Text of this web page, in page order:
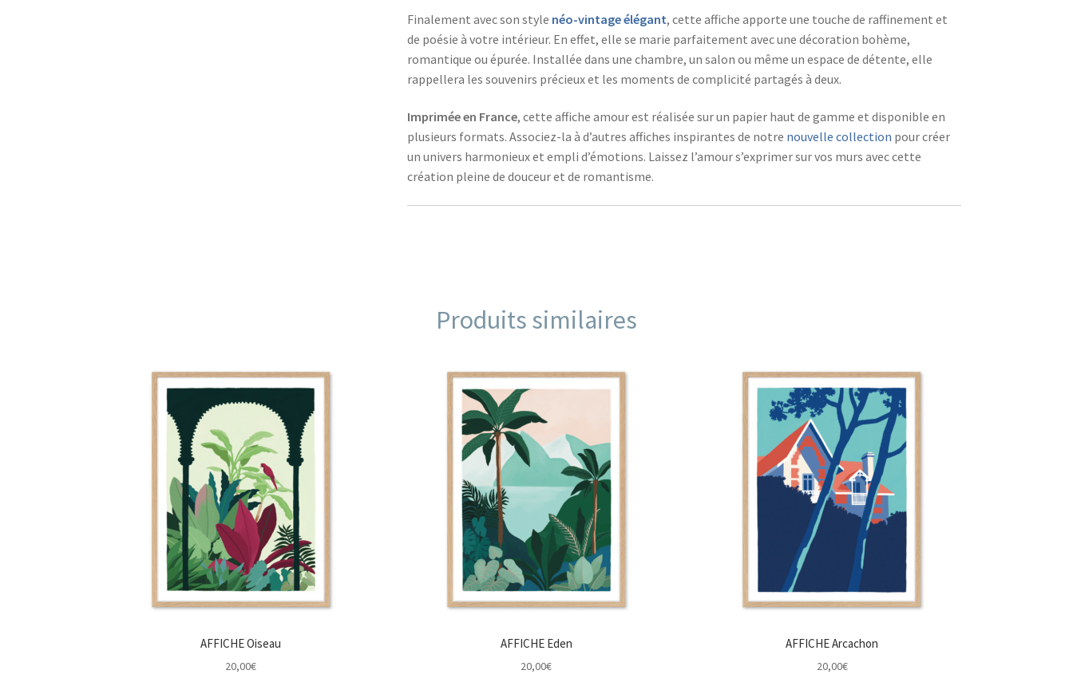
Finalement avec son style néo-vintage élégant, cette affiche apporte une touche de raffinement et
de poésie à votre intérieur. En effet, elle se marie parfaitement avec une décoration bohème,
romantique ou épurée. Installée dans une chambre, un salon ou même un espace de détente, elle
rappellera les souvenirs précieux et les moments de complicité partagés à deux.
Imprimée en France, cette affiche amour est réalisée sur un papier haut de gamme et disponible en
plusieurs formats. Associez-la à d’autres affiches inspirantes de notre nouvelle collection pour créer
un univers harmonieux et empli d’émotions. Laissez l’amour s’exprimer sur vos murs avec cette
création pleine de douceur et de romantisme.
Produits similaires
AFFICHE Oiseau
20,00€
AFFICHE Eden
20,00€
AFFICHE Arcachon
20,00€